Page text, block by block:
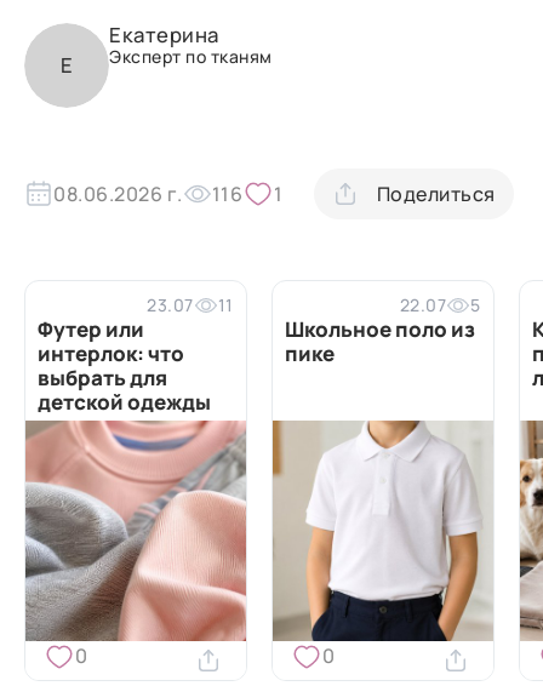
Е
Екатерина
Эксперт по тканям
08.06.2026 г. 116 1 Поделиться
23.07 11
Футер или
интерлок: что
выбрать для
детской одежды
0
22.07 5
Школьное поло из
пике
0